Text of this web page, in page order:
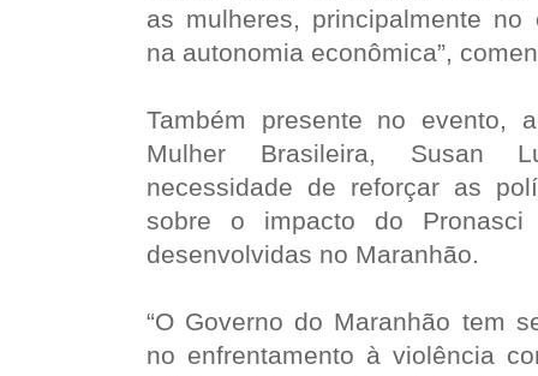
as mulheres, principalmente
na autonomia econômica”,
Também presente no evento,
Mulher Brasileira, Susan
necessidade de reforçar as
sobre o impacto do
desenvolvidas no Maranhão.
“O Governo do Maranhão tem
no enfrentamento à violência